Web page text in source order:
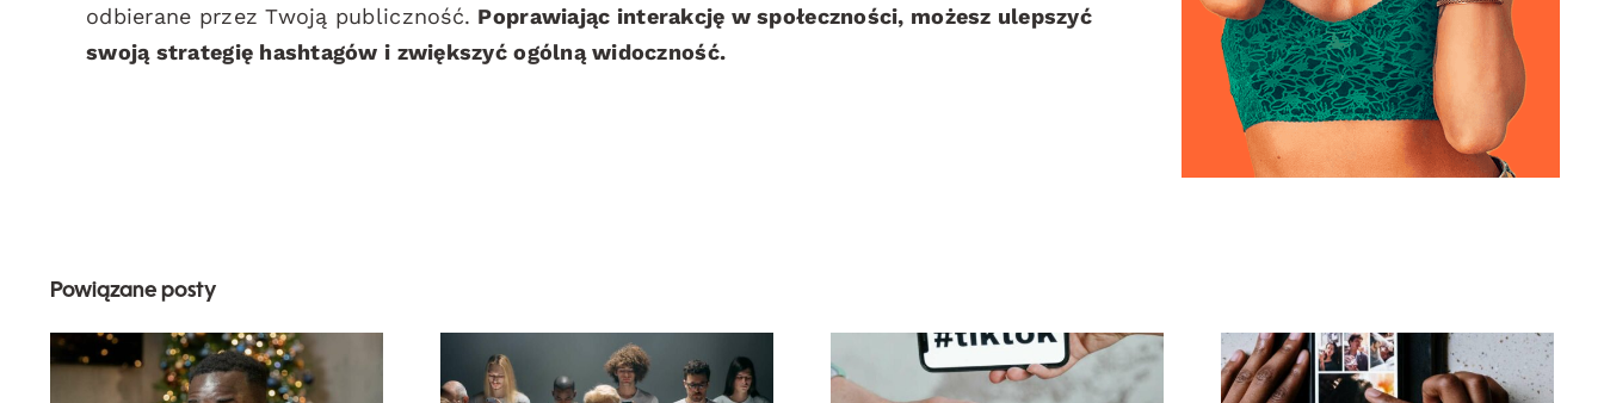
odbierane przez Twoją publiczność. Poprawiając interakcję w społeczności, możesz ulepszyć
swoją strategię hashtagów i zwiększyć ogólną widoczność.
Powiązane posty
Wskazówki